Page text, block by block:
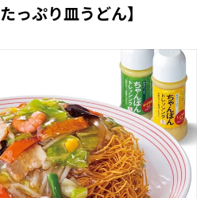
っぷり皿うどん】